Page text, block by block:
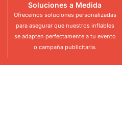
Soluciones a Medida
Ofrecemos soluciones personalizadas
para asegurar que nuestros inflables
se adapten perfectamente a tu evento
o campaña publicitaria.